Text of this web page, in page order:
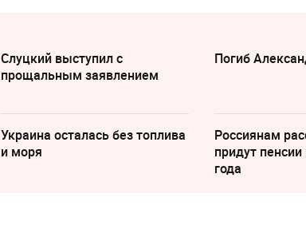
Слуцкий выступил с
прощальным заявлением
Погиб
Украина осталась без топлива
и моря
Россиянам
придут пенсии
года